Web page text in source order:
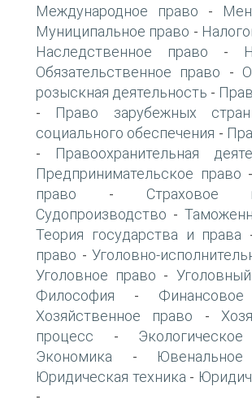
Международное право -
Муниципальное право -
Наследственное право -
Обязательственное право -
розыскная деятельность -
- Право зарубежных стран
социального обеспечения -
- Правоохранительная
Предпринимательское право -
право - Страховое
Судопроизводство -
Теория государства и права
право - Уголовно-
Уголовное право -
Философия -
Хозяйственное право -
процесс -
Экономика -
Юридическая техника -
-